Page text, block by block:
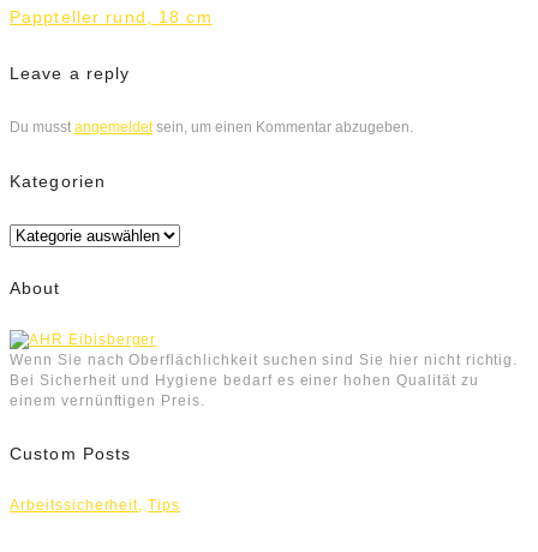
Beitrags-
Navigation
Pappteller rund, 18 cm
Leave a reply
Du musst angemeldetsein, um einen Kommentar abzugeben.
Kategorien
Kategorien
About
Wenn Sie nach Oberflächlichkeit suchen sind Sie hier nicht richtig.
Bei Sicherheit und Hygiene bedarf es einer hohen Qualität zu
einem vernünftigen Preis.
Custom Posts
Arbeitssicherheit,Tips